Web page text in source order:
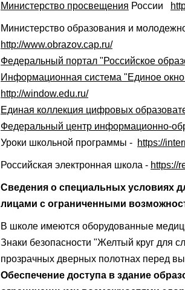
Министерство просвещения России
Министерство образования и
http://www.obrazov.cap.ru/
Федеральный портал "Российское
Информационная система "Единое
http://window.edu.ru/
Единая коллекция цифровых
Федеральный центр информационно-
Уроки школьной программы - https://
Российская электронная школа - https://
Сведения о специальных условиях
лицами с ограниченными
В школе имеются оборудованные
Знаки безопасности "Желтый круг для
прозрачных дверных полотнах перед
Обеспечение доступа в здание